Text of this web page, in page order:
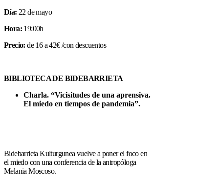
Día: 22 de mayo
Hora: 19:00h
Precio:de 16 a 42€ /con descuentos
BIBLIOTECA DE BIDEBARRIETA
Charla. “Vicisitudes de una aprensiva.
El miedo en tiempos de pandemia”.
Bidebarrieta Kulturgunea vuelve a poner el foco en
el miedo con una conferencia de la antropóloga
Melania Moscoso.